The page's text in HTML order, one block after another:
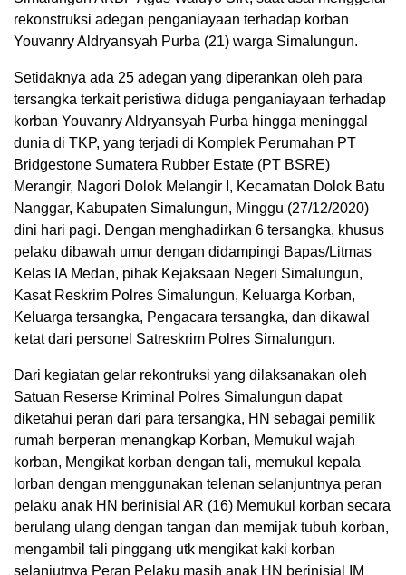
rekonstruksi adegan penganiayaan terhadap korban
Youvanry Aldryansyah Purba (21) warga Simalungun.
Setidaknya ada 25 adegan yang diperankan oleh para
tersangka terkait peristiwa diduga penganiayaan terhadap
korban Youvanry Aldryansyah Purba hingga meninggal
dunia di TKP, yang terjadi di Komplek Perumahan PT
Bridgestone Sumatera Rubber Estate (PT BSRE)
Merangir, Nagori Dolok Melangir I, Kecamatan Dolok Batu
Nanggar, Kabupaten Simalungun, Minggu (27/12/2020)
dini hari pagi. Dengan menghadirkan 6 tersangka, khusus
pelaku dibawah umur dengan didampingi Bapas/Litmas
Kelas IA Medan, pihak Kejaksaan Negeri Simalungun,
Kasat Reskrim Polres Simalungun, Keluarga Korban,
Keluarga tersangka, Pengacara tersangka, dan dikawal
ketat dari personel Satreskrim Polres Simalungun.
Dari kegiatan gelar rekontruksi yang dilaksanakan oleh
Satuan Reserse Kriminal Polres Simalungun dapat
diketahui peran dari para tersangka, HN sebagai pemilik
rumah berperan menangkap Korban, Memukul wajah
korban, Mengikat korban dengan tali, memukul kepala
lorban dengan menggunakan telenan selanjuntnya peran
pelaku anak HN berinisial AR (16) Memukul korban secara
berulang ulang dengan tangan dan memijak tubuh korban,
mengambil tali pinggang utk mengikat kaki korban
selanjutnya Peran Pelaku masih anak HN berinisial IM